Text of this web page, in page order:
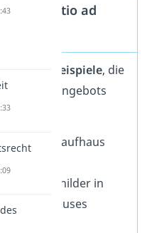
„invitatio ad
Beispiele, die
eines Angebots
im Kaufhaus
Preisschilder in
Autohauses